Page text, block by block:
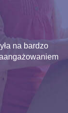
na bardzo